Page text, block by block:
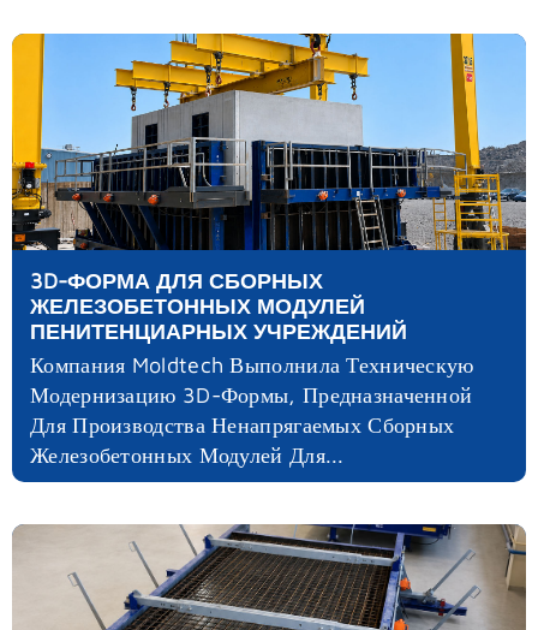
3D-ФОРМА ДЛЯ СБОРНЫХ
ЖЕЛЕЗОБЕТОННЫХ МОДУЛЕЙ
ПЕНИТЕНЦИАРНЫХ УЧРЕЖДЕНИЙ
Компания Moldtech Выполнила Техническую
Модернизацию 3D-Формы, Предназначенной
Для Производства Ненапрягаемых Сборных
Железобетонных Модулей Для...